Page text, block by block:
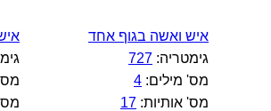
איש ואשה בגוף אחד
גימטריה: 727
מס' מילים: 4
מס' אותיות: 17